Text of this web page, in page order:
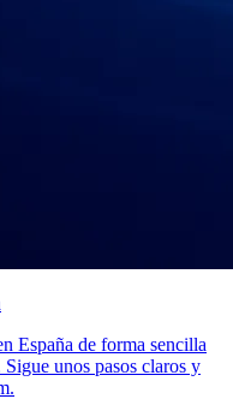
España de forma sencilla
unos pasos claros y